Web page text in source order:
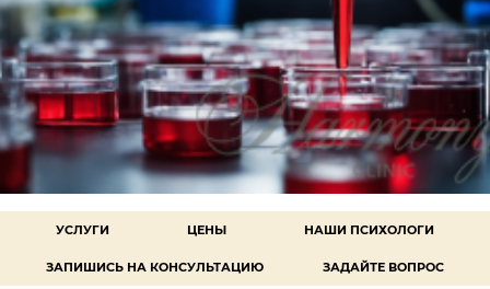
УСЛУГИ ЦЕНЫ НАШИ ПСИХОЛОГИ
ЗАПИШИСЬ НА КОНСУЛЬТАЦИЮ ЗАДАЙТЕ ВОПРОС